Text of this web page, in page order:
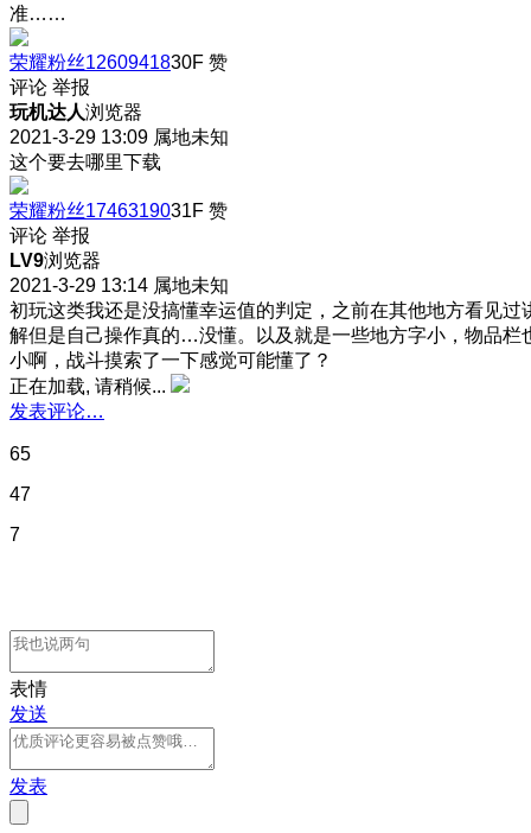
准……
荣耀粉丝1260941830F 赞
评论 举报
玩机达人浏览器
2021-3-29 13:09 属地未知
这个要去哪里下载
荣耀粉丝1746319031F 赞
评论 举报
LV9浏览器
2021-3-29 13:14 属地未知
初玩这类我还是没搞懂幸运值的判定，之前在其他地方看见过
解但是自己操作真的…没懂。以及就是一些地方字小，物品栏
小啊，战斗摸索了一下感觉可能懂了？
正在加载, 请稍候...
发表评论…
65
47
7
表情
发送
发表